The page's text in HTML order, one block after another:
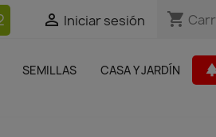
 Iniciar sesión shopping_cart
 Iniciar sesión shopping_cart
SEMILLAS CASA Y JARDÍN
Jardín